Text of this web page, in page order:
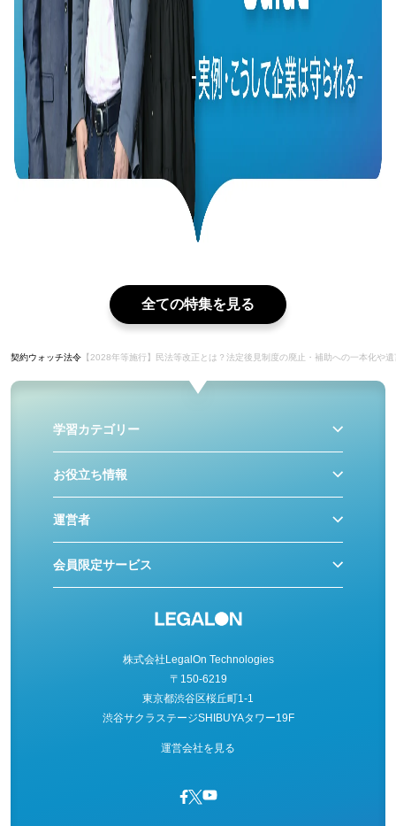
全ての特集を見る
契約ウォッチ法令 【2028年等施行】民法等改正とは？法定後見制度の廃止・補助への一本化や
学習カテゴリー
お役立ち情報
運営者
会員限定サービス
株式会社LegalOn Technologies
〒150-6219
東京都渋谷区桜丘町1-1
渋谷サクラステージSHIBUYAタワー19F
運営会社を見る